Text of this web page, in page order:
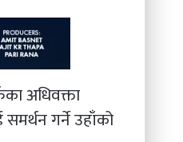
अधिवक्ता
गर्ने उहाँको